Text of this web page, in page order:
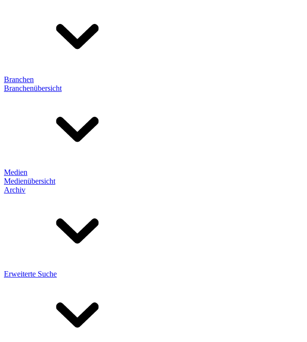
Branchen
Branchenübersicht
Medien
Medienübersicht
Archiv
Erweiterte Suche